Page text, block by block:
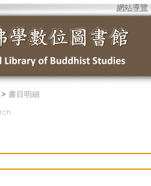
網站導覽
> 書目明細